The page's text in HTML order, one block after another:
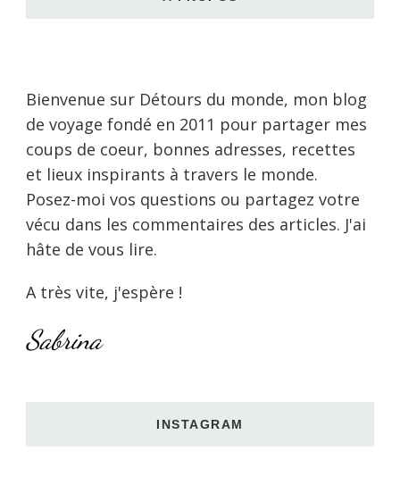
Bienvenue sur Détours du monde, mon blog
de voyage fondé en 2011 pour partager mes
coups de coeur, bonnes adresses, recettes
et lieux inspirants à travers le monde.
Posez-moi vos questions ou partagez votre
vécu dans les commentaires des articles. J'ai
hâte de vous lire.
A très vite, j'espère !
Sabrina
INSTAGRAM